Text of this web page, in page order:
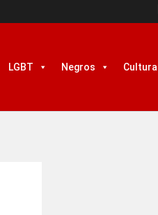
LGBT Negros Cultura